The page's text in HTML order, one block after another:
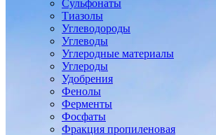
Сульфонаты
Тиазолы
Углеводороды
Углеводы
Углеродные материалы
Углероды
Удобрения
Фенолы
Ферменты
Фосфаты
Фракция пропиленовая